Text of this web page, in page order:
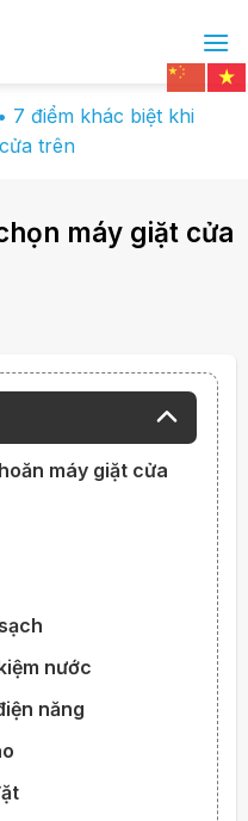
• 7 điểm khác biệt khi
trên
máy giặt cửa
máy giặt cửa
nước
năng